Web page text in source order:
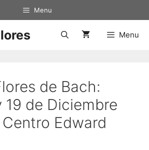
Menu
Menu
de Bach:
19 de Diciembre
Edward